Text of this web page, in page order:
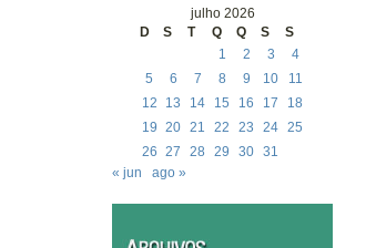
julho 2026
D
S T Q Q S
S
1
2 3
4
5
6 7 8 9 10
11
12
13 14 15 16 17
18
19 20 21 22 23 24 25
26 27 28 29 30 31
« jun
ago »